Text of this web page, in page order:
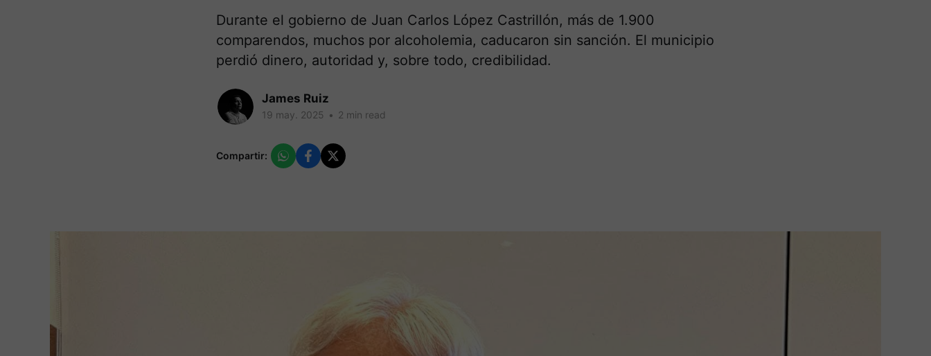
Durante el gobierno de Juan Carlos López Castrillón, más de 1.900
comparendos, muchos por alcoholemia, caducaron sin sanción. El municipio
perdió dinero, autoridad y, sobre todo, credibilidad.
James Ruiz
19 may. 2025 • 2 min read
Compartir: